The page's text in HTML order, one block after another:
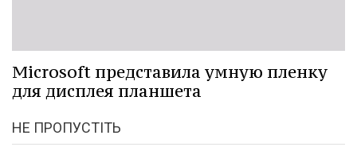
Microsoft представила умную пленку
для дисплея планшета
НЕ ПРОПУСТІТЬ